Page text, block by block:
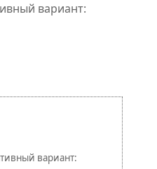
вариант:
вариант: